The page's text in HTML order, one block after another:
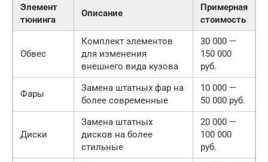
Элемент
тюнинга
Описание
Примерная
стоимость
Обвес
Комплект элементов
для изменения
внешнего вида кузова
30 000 —
150 000
руб.
Фары
Замена штатных фар на
более современные
10 000 —
50 000 руб.
Диски
Замена штатных
дисков на более
стильные
20 000 —
100 000
руб.